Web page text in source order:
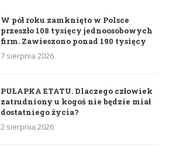
W pół roku zamknięto w Polsce
przeszło 108 tysięcy jednoosobowych
firm. Zawieszono ponad 190 tysięcy
7 sierpnia 2026
PUŁAPKA ETATU. Dlaczego człowiek
zatrudniony u kogoś nie będzie miał
dostatniego życia?
2 sierpnia 2026